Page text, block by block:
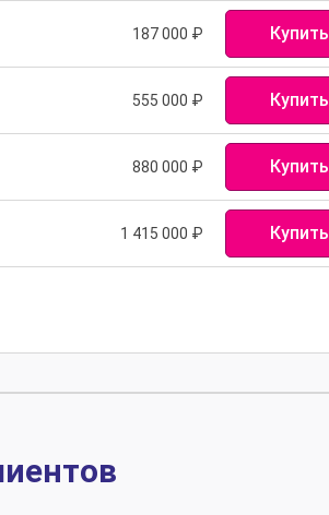
187 000 ₽ Купить
555 000 ₽ Купить
880 000 ₽ Купить
1 415 000 ₽ Купить